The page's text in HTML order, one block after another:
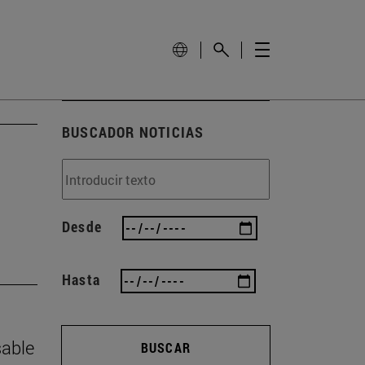
BUSCADOR NOTICIAS
Desde
Hasta
BUSCAR